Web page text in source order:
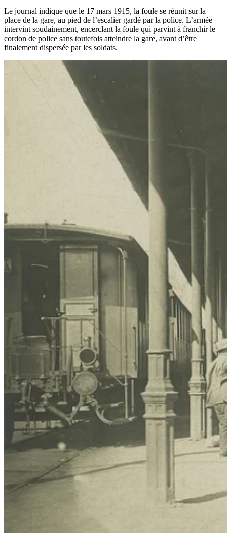
Le journal indique que le 17 mars 1915, la foule se réunit sur la
place de la gare, au pied de l’escalier gardé par la police. L’armée
intervint soudainement, encerclant la foule qui parvint à franchir le
cordon de police sans toutefois atteindre la gare, avant d’être
finalement dispersée par les soldats.